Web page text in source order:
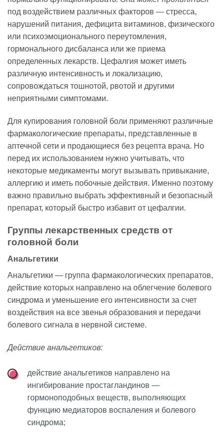
под воздействием различных факторов — стресса,
нарушений питания, дефицита витаминов, физического
или психоэмоционального переутомления,
гормонального дисбаланса или же приема
определенных лекарств. Цефалгия может иметь
различную интенсивность и локализацию,
сопровождаться тошнотой, рвотой и другими
неприятными симптомами.
Для купирования головной боли применяют различные
фармакологические препараты, представленные в
аптечной сети и продающиеся без рецепта врача. Но
перед их использованием нужно учитывать, что
некоторые медикаменты могут вызывать привыкание,
аллергию и иметь побочные действия. Именно поэтому
важно правильно выбрать эффективный и безопасный
препарат, который быстро избавит от цефалгии.
Группы лекарственных средств от
головной боли
Анальгетики
Анальгетики — группа фармакологических препаратов,
действие которых направлено на облегчение болевого
синдрома и уменьшение его интенсивности за счет
воздействия на все звенья образования и передачи
болевого сигнала в нервной системе.
Действие анальгетиков:
действие анальгетиков направлено на
ингибирование простагландинов —
гормоноподобных веществ, выполняющих
функцию медиаторов воспаления и болевого
синдрома;